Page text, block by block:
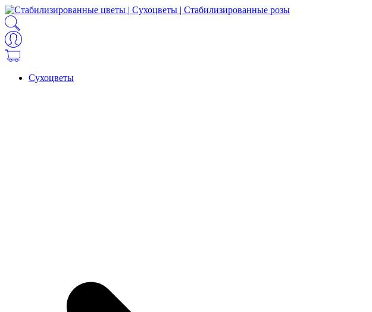
Сухоцветы